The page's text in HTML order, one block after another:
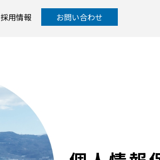
採用情報 お問い合わせ